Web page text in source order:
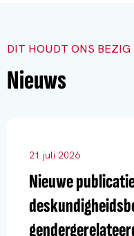
DIT HOUDT ONS BEZIG
Nieuws
21 juli 2026
Nieuwe